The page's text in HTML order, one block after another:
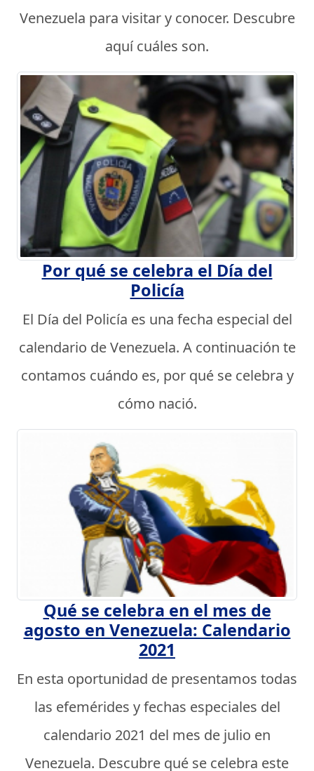
Venezuela para visitar y conocer. Descubre
aquí cuáles son.
Por qué se celebra el Día del
Policía
El Día del Policía es una fecha especial del
calendario de Venezuela. A continuación te
contamos cuándo es, por qué se celebra y
cómo nació.
Qué se celebra en el mes de
agosto en Venezuela: Calendario
2021
En esta oportunidad de presentamos todas
las efemérides y fechas especiales del
calendario 2021 del mes de julio en
Venezuela. Descubre qué se celebra este